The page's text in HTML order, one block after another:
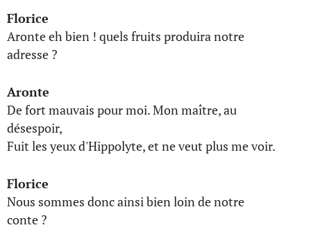
Florice
Aronte eh bien ! quels fruits produira notre
adresse ?
Aronte
De fort mauvais pour moi. Mon maître, au
désespoir,
Fuit les yeux d'Hippolyte, et ne veut plus me voir.
Florice
Nous sommes donc ainsi bien loin de notre
conte ?